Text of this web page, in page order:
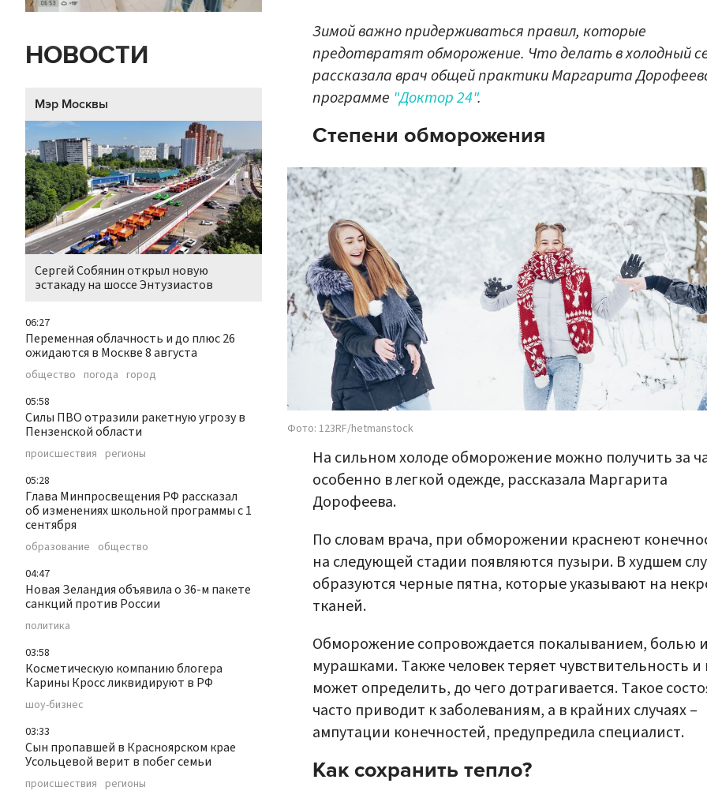
НОВОСТИ
Мэр Москвы
Сергей Собянин открыл новую
эстакаду на шоссе Энтузиастов
06:27
Переменная облачность и до плюс 26
ожидаются в Москве 8 августа
общество погода город
05:58
Силы ПВО отразили ракетную угрозу в
Пензенской области
происшествия регионы
05:28
Глава Минпросвещения РФ рассказал
об изменениях школьной программы с 1
сентября
образование общество
04:47
Новая Зеландия объявила о 36-м пакете
санкций против России
политика
03:58
Косметическую компанию блогера
Карины Кросс ликвидируют в РФ
шоу-бизнес
03:33
Сын пропавшей в Красноярском крае
Усольцевой верит в побег семьи
происшествия регионы
Зимой важно придерживаться правил, которые
предотвратят обморожение. Что делать в холодный
рассказала врач общей практики Маргарита
программе "Доктор 24".
Степени обморожения
Фото: 123RF/hetmanstock
На сильном холоде обморожение можно получить за
особенно в легкой одежде, рассказала Маргарита
Дорофеева.
По словам врача, при обморожении краснеют
на следующей стадии появляются пузыри. В худшем
образуются черные пятна, которые указывают на
тканей.
Обморожение сопровождается покалыванием, болью и
мурашками. Также человек теряет чувствительность и
может определить, до чего дотрагивается. Такое
часто приводит к заболеваниям, а в крайних случаях –
ампутации конечностей, предупредила специалист.
Как сохранить тепло?